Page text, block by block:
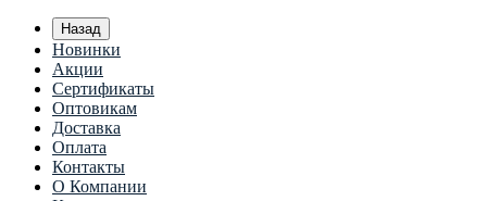
Назад
Новинки
Акции
Сертификаты
Оптовикам
Доставка
Оплата
Контакты
О Компании